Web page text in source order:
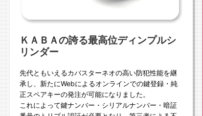
ＫＡＢＡの誇る最高位ディンプルシ
リンダー
先代ともいえるカバスターネオの高い防犯性能を継
承し、新たにWebによるオンラインでの鍵登録・純
正スペアキーの発注が可能になりました。
これによって鍵ナンバー・シリアルナンバー・暗証